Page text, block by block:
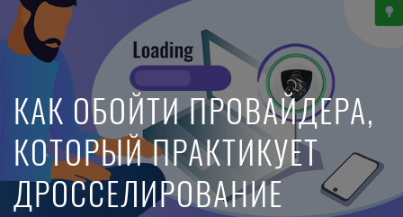
КАК ОБОЙТИ ПРОВАЙДЕРА,
КОТОРЫЙ ПРАКТИКУЕТ
ДРОССЕЛИРОВАНИЕ